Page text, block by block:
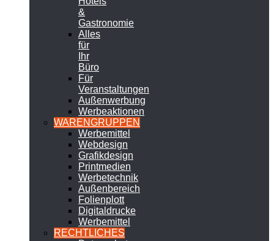
&
Gastronomie
Alles
für
Ihr
Büro
Für
Veranstaltungen
Außenwerbung
Werbeaktionen
WARENGRUPPEN
Werbemittel
Webdesign
Grafikdesign
Printmedien
Werbetechnik
Außenbereich
Folienplott
Digitaldrucke
Werbemittel
RECHTLICHES